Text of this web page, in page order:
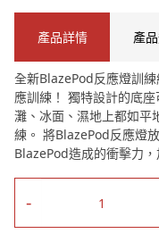
-
產品詳情 產
全新BlazePod反應燈訓
應訓練！ 獨特設計的底
灘、冰面、濕地上都如平
練。 將BlazePod反應燈
BlazePod造成的衝擊力
應燈訓練組合配件，並不